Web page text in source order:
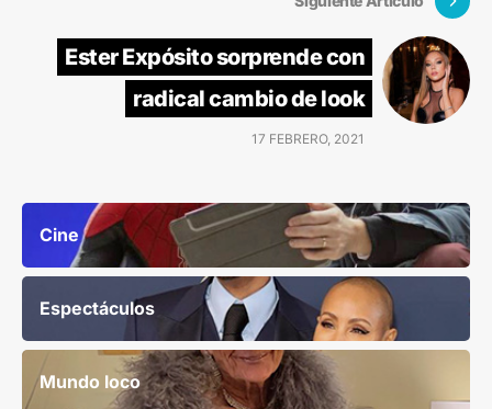
Ester Expósito sorprende con
radical cambio de look
17 FEBRERO, 2021
Cine
Espectáculos
Mundo loco